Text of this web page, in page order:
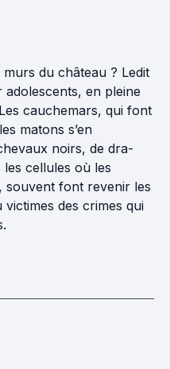
du château ? Ledit
en pleine
cauche­mars, qui font
matons s’en
noirs, de dra­
cel­lules où les
souvent font revenir les
des crimes qui